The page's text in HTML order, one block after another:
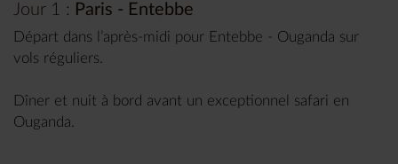
Jour 1 : Paris - Entebbe
Départ dans l’après-midi pour Entebbe - Ouganda sur
vols réguliers.
Dîner et nuit à bord avant un exceptionnel safari en
Ouganda.